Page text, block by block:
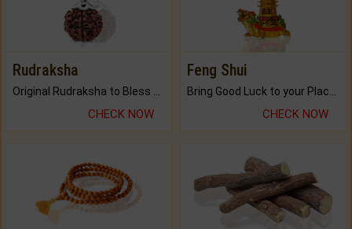
Rudraksha
CHECK NOW
Feng Shui
CHECK NOW